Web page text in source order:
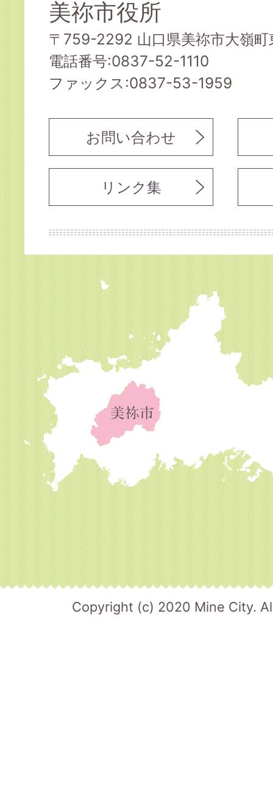
美祢市役所
〒759-2292 山口県美祢市大嶺
電話番号:0837-52-1110
ファックス:0837-53-1959
お問い合わせ
リンク集
Copyright (c) 2020 Mine City.